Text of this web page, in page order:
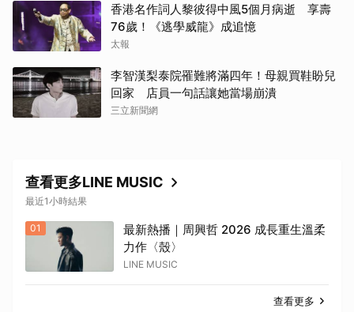
香港名作詞人黎彼得中風5個月病逝 享壽
76歲！《逃學威龍》成追憶
太報
李智漢梨泰院罹難將滿四年！母親買鞋盼兒
回家 店員一句話讓她當場崩潰
三立新聞網
查看更多LINE MUSIC
最近1小時結果
01
最新熱播｜周興哲 2026 成長重生溫柔
力作〈殼〉
LINE MUSIC
查看更多